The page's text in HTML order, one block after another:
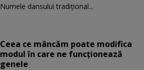
Numele dansului tradițional...
Ceea ce mâncăm poate modifica
modul în care ne funcţionează
genele